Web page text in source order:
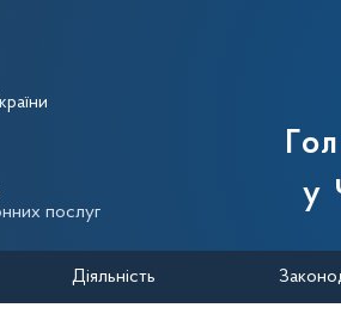
Державної
послуг
у
Діяльність